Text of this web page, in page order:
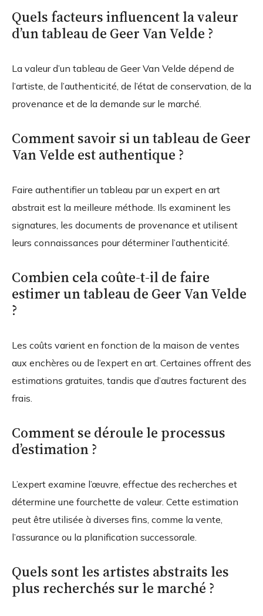
Quels facteurs influencent la valeur
d’un tableau de Geer Van Velde ?
La valeur d’un tableau de Geer Van Velde dépend de
l’artiste, de l’authenticité, de l’état de conservation, de la
provenance et de la demande sur le marché.
Comment savoir si un tableau de Geer
Van Velde est authentique ?
Faire authentifier un tableau par un expert en art
abstrait est la meilleure méthode. Ils examinent les
signatures, les documents de provenance et utilisent
leurs connaissances pour déterminer l’authenticité.
Combien cela coûte-t-il de faire
estimer un tableau de Geer Van Velde
?
Les coûts varient en fonction de la maison de ventes
aux enchères ou de l’expert en art. Certaines offrent des
estimations gratuites, tandis que d’autres facturent des
frais.
Comment se déroule le processus
d’estimation ?
L’expert examine l’œuvre, effectue des recherches et
détermine une fourchette de valeur. Cette estimation
peut être utilisée à diverses fins, comme la vente,
l’assurance ou la planification successorale.
Quels sont les artistes abstraits les
plus recherchés sur le marché ?